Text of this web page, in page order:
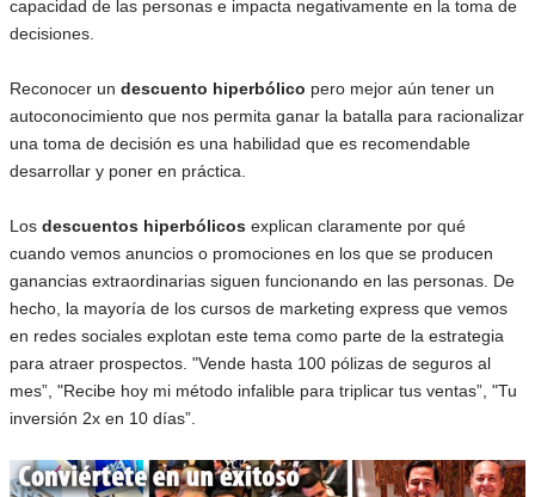
capacidad de las personas e impacta negativamente en la toma de
decisiones.
Reconocer un descuento hiperbólico pero mejor aún tener un
autoconocimiento que nos permita ganar la batalla para racionalizar
una toma de decisión es una habilidad que es recomendable
desarrollar y poner en práctica.
Los descuentos hiperbólicos explican claramente por qué
cuando vemos anuncios o promociones en los que se producen
ganancias extraordinarias siguen funcionando en las personas. De
hecho, la mayoría de los cursos de marketing express que vemos
en redes sociales explotan este tema como parte de la estrategia
para atraer prospectos. "Vende hasta 100 pólizas de seguros al
mes”, "Recibe hoy mi método infalible para triplicar tus ventas”, "Tu
inversión 2x en 10 días”.